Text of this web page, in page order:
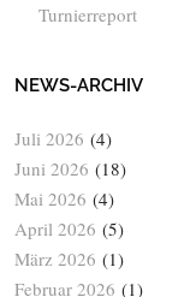
Turnierreport
NEWS-ARCHIV
Juli 2026 (4)
Juni 2026 (18)
Mai 2026 (4)
April 2026 (5)
März 2026 (1)
Februar 2026 (1)